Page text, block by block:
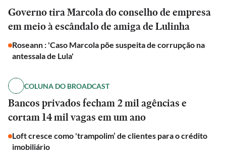
Governo tira Marcola do conselho de empresa
em meio à escândalo de amiga de Lulinha
Roseann : 'Caso Marcola põe suspeita de corrupção na
antessala de Lula'
COLUNA DO BROADCAST
Bancos privados fecham 2 mil agências e
cortam 14 mil vagas em um ano
Loft cresce como 'trampolim’ de clientes para o crédito
imobiliário